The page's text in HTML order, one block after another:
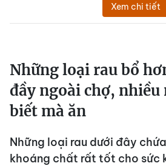
Xem chi tiết
Những loại rau bổ
đầy ngoài chợ,
biết mà ăn
Những loại rau dưới đây
khoáng chất rất tốt cho sức